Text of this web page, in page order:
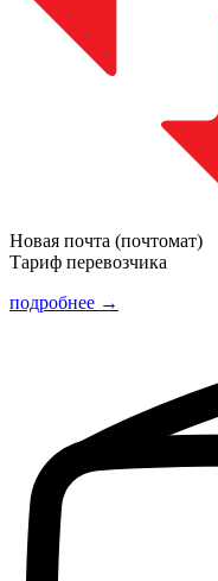
Новая почта (почтомат)
Тариф перевозчика
подробнее →